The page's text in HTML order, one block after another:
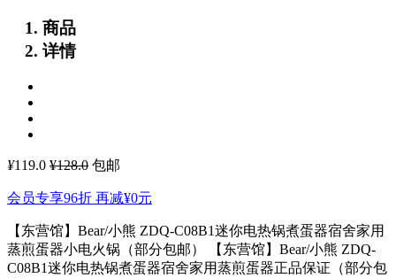
商品
详情
¥119.0 ¥128.0 包邮
会员专享96折 再减¥0元
【东营馆】Bear/小熊 ZDQ-C08B1迷你电热锅煮蛋器宿舍家用
蒸煎蛋器小电火锅（部分包邮）
【东营馆】Bear/小熊 ZDQ-
C08B1迷你电热锅煮蛋器宿舍家用蒸煎蛋器正品保证（部分包